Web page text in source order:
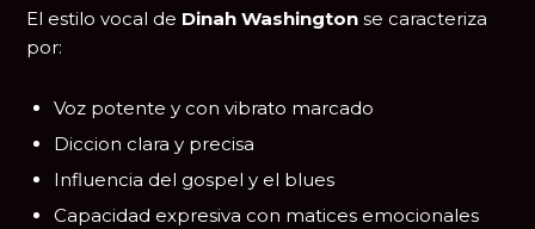
El estilo vocal de Dinah Washington se caracteriza
por:
Voz potente y con vibrato marcado
Diccion clara y precisa
Influencia del gospel y el blues
Capacidad expresiva con matices emocionales